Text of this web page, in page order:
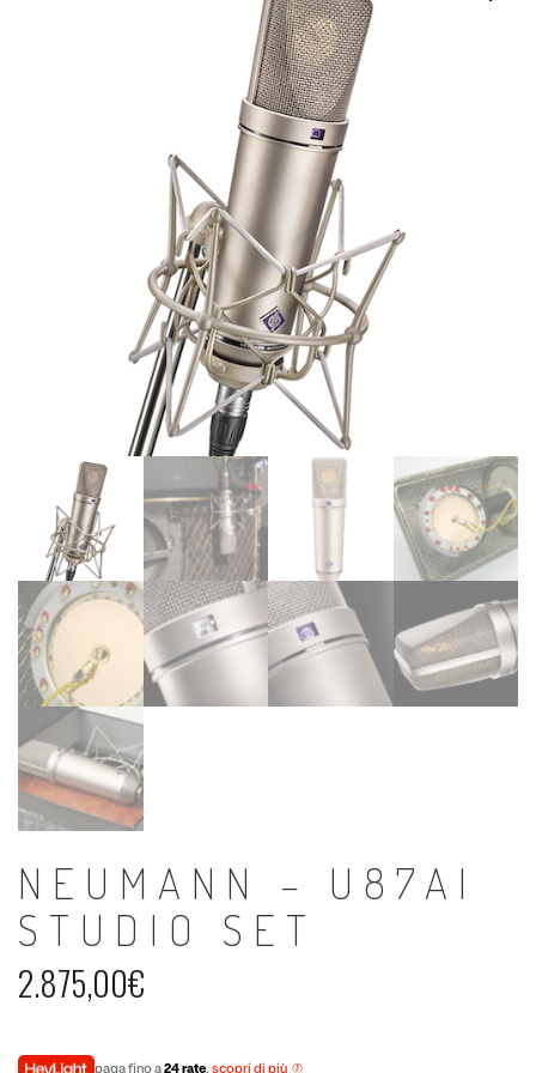
NEUMANN – U87AI
STUDIO SET
2.875,00€
paga fino a24 rate, scopri di più